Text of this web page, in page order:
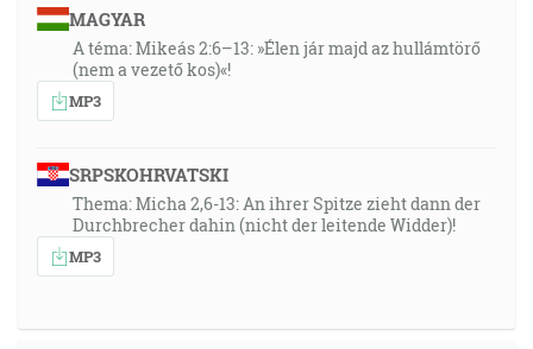
MAGYAR
A téma: Mikeás 2:6–13: »Élen jár majd az hullámtörő
(nem a vezető kos)«!
MP3
SRPSKOHRVATSKI
Thema: Micha 2,6-13: An ihrer Spitze zieht dann der
Durchbrecher dahin (nicht der leitende Widder)!
MP3